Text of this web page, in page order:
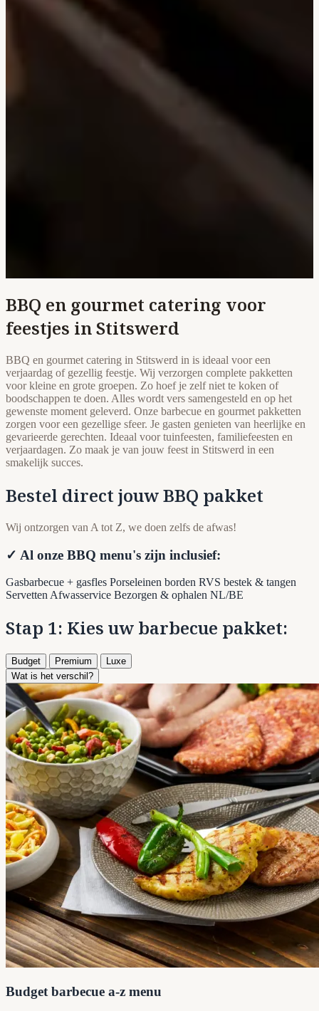
BBQ en gourmet catering voor
feestjes in Stitswerd
BBQ en gourmet catering in Stitswerd in is ideaal voor een
verjaardag of gezellig feestje. Wij verzorgen complete pakketten
voor kleine en grote groepen. Zo hoef je zelf niet te koken of
boodschappen te doen. Alles wordt vers samengesteld en op het
gewenste moment geleverd. Onze barbecue en gourmet pakketten
zorgen voor een gezellige sfeer. Je gasten genieten van heerlijke en
gevarieerde gerechten. Ideaal voor tuinfeesten, familiefeesten en
verjaardagen. Zo maak je van jouw feest in Stitswerd in een
smakelijk succes.
Bestel direct jouw BBQ pakket
Wij ontzorgen van A tot Z, we doen zelfs de afwas!
✓ Al onze BBQ menu's zijn inclusief:
Gasbarbecue + gasfles Porseleinen borden RVS bestek & tangen
Servetten Afwasservice Bezorgen & ophalen NL/BE
Stap 1: Kies uw barbecue pakket:
Budget Premium
Luxe
Wat is het verschil?
Budget barbecue a-z menu